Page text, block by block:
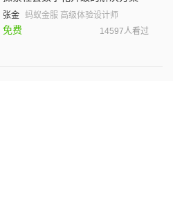
张金 蚂蚁金服 高级体验设计师
免费 14597人看过